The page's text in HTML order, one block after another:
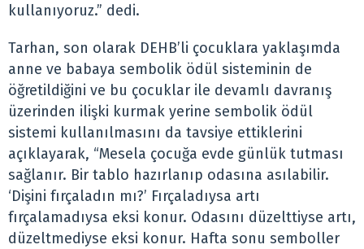
kullanıyoruz.” dedi.
Tarhan, son olarak DEHB’li çocuklara yaklaşımda
anne ve babaya sembolik ödül sisteminin de
öğretildiğini ve bu çocuklar ile devamlı davranış
üzerinden ilişki kurmak yerine sembolik ödül
sistemi kullanılmasını da tavsiye ettiklerini
açıklayarak, “Mesela çocuğa evde günlük tutması
sağlanır. Bir tablo hazırlanıp odasına asılabilir.
‘Dişini fırçaladın mı?’ Fırçaladıysa artı
fırçalamadıysa eksi konur. Odasını düzelttiyse artı,
düzeltmediyse eksi konur. Hafta sonu semboller